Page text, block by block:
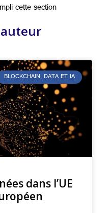
cette section
BLOCKCHAIN, DATA ET IA
dans l’UE